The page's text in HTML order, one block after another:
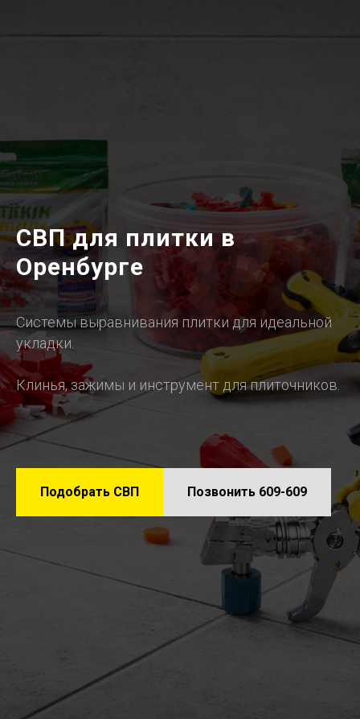
СВП для плитки в
Оренбурге
Системы выравнивания плитки для идеальной
укладки.
Клинья, зажимы и инструмент для плиточников.
Подобрать СВП Позвонить 609-609